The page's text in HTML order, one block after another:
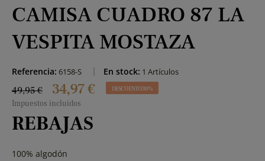
CAMISA CUADRO 87 LA
VESPITA MOSTAZA
Referencia: 6158-S En stock: 1 Artículos
49,95 € 34,97 € DESCUENTO 30%
Impuestos incluidos
REBAJAS
100% algodón